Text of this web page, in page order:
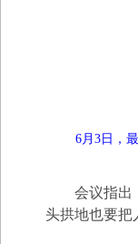
6月3日，
会议指出
头拱地也要把